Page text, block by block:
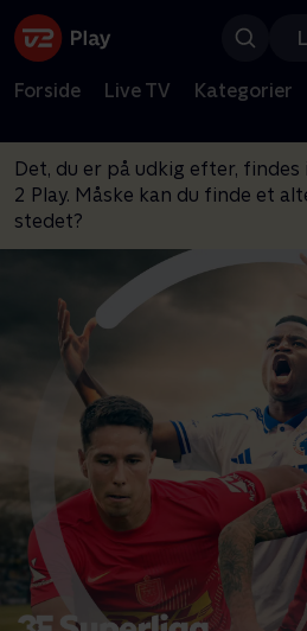
Forside Live TV Kategorier
Det, du er på udkig efter,
2 Play. Måske kan du finde et
stedet?